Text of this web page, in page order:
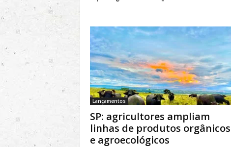
Lançamentos
SP: agricultores ampliam
linhas de produtos orgânicos
e agroecológicos